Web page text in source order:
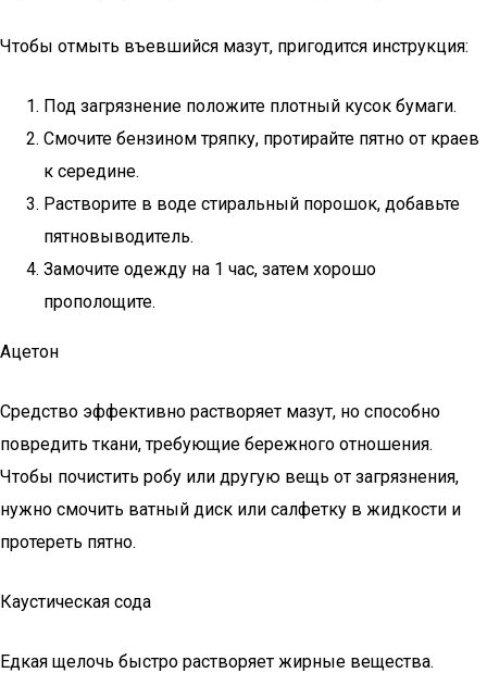
Чтобы отмыть въевшийся мазут, пригодится инструкция:
Под загрязнение положите плотный кусок бумаги.
Смочите бензином тряпку, протирайте пятно от краев
к середине.
Растворите в воде стиральный порошок, добавьте
пятновыводитель.
Замочите одежду на 1 час, затем хорошо
прополощите.
Ацетон
Средство эффективно растворяет мазут, но способно
повредить ткани, требующие бережного отношения.
Чтобы почистить робу или другую вещь от загрязнения,
нужно смочить ватный диск или салфетку в жидкости и
протереть пятно.
Каустическая сода
Едкая щелочь быстро растворяет жирные вещества.